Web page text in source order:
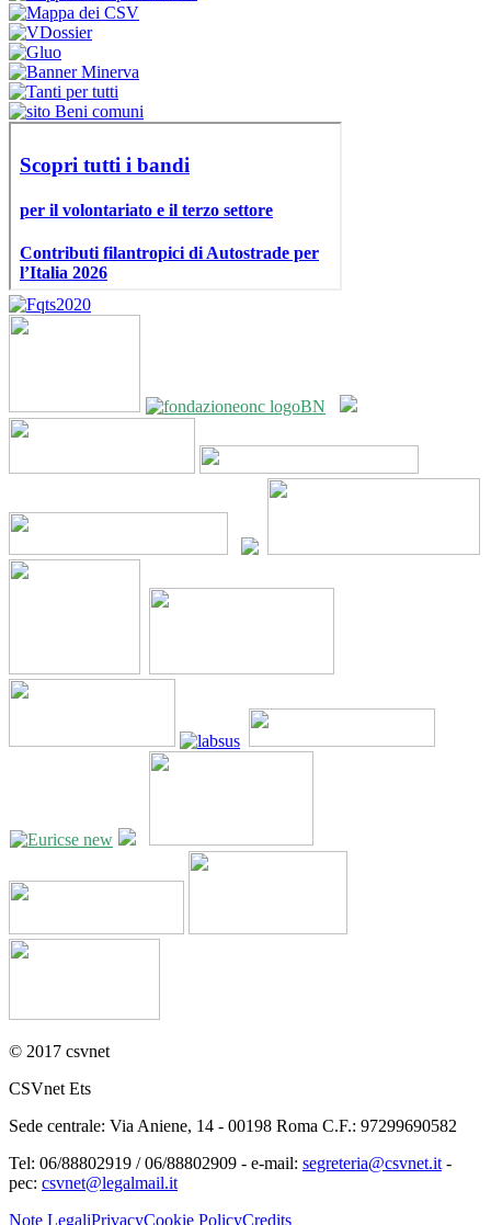
© 2017 csvnet
CSVnet Ets
Sede centrale: Via Aniene, 14 - 00198 Roma C.F.: 97299690582
Tel: 06/88802919 / 06/88802909 - e-mail: segreteria@csvnet.it -
pec: csvnet@legalmail.it
Note LegaliPrivacyCookie PolicyCredits